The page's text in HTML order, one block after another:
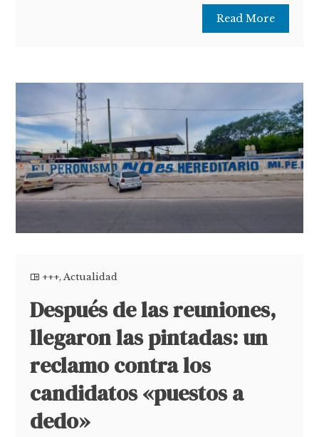
Read More
+++,Actualidad
Después de las reuniones,
llegaron las pintadas: un
reclamo contra los
candidatos «puestos a
dedo»